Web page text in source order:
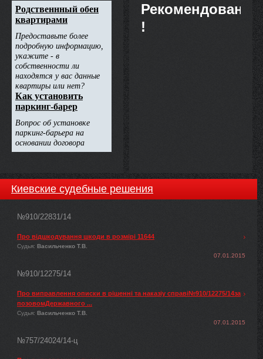
Рекомендовано
!
Киевские судебные решения
№910/22831/14
Про відшкодування шкоди в розмірі 11644
Судья: Васильченко Т.В.
07.01.2015
№910/12275/14
Про виправлення описки в рішенні та наказіу справі№910/12275/14за
позовомДержавного ...
Судья: Васильченко Т.В.
07.01.2015
№757/24024/14-ц